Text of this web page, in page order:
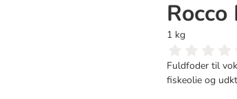
1 kg
Fuldfoder til
fiskeolie og